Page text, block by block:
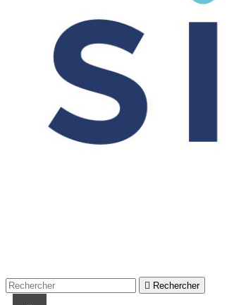
 Rechercher